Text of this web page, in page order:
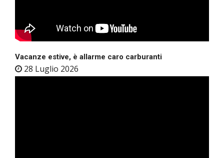
Vacanze estive, è allarme caro carburanti
28 Luglio 2026